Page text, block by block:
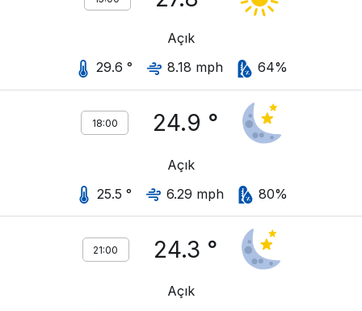
Açık
29.6 °
8.18 mph 64%
18:00 24.9 °
Açık
25.5 °
6.29 mph 80%
21:00 24.3 °
Açık